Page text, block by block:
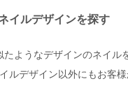
イルデザインを探す
たようなデザインのネイル
ルデザイン以外にもお客